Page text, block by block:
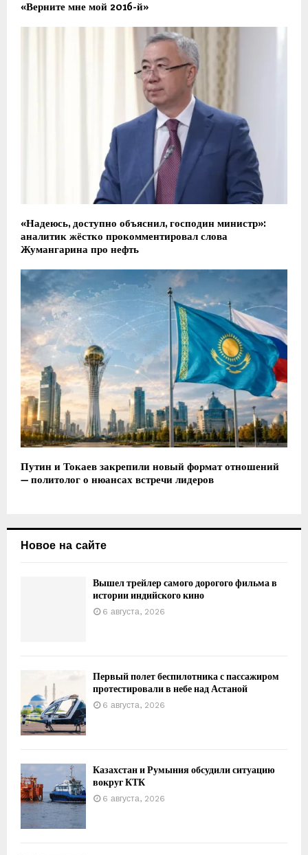
​«Верните мне мой 2016-й»
«Надеюсь, доступно объяснил, господин министр»:
аналитик жёстко прокомментировал слова
Жумангарина про нефть
Путин и Токаев закрепили новый формат отношений
— политолог о нюансах встречи лидеров
Новое на сайте
Вышел трейлер самого дорогого фильма в
истории индийского кино
6 августа, 2026
Первый полет беспилотника с пассажиром
протестировали в небе над Астаной
6 августа, 2026
Казахстан и Румыния обсудили ситуацию
вокруг КТК
6 августа, 2026